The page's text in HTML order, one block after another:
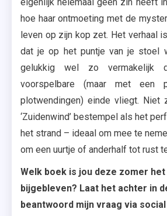
hoe haar ontmoeting met de
leven op zijn kop zet. Het verhaal
dat je op het puntje van je stoel
gelukkig wel zo vermakelijk
voorspelbare (maar met een
plotwendingen) einde vliegt.
‘Zuidenwind’ bestempel als het
het strand – ideaal om mee te
om een uurtje of anderhalf tot rust
Welk boek is jou deze zomer
bijgebleven? Laat het achter in
beantwoord mijn vraag via